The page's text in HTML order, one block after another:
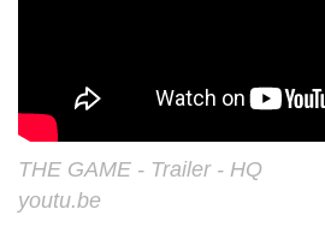
THE GAME - Trailer - HQ
youtu.be